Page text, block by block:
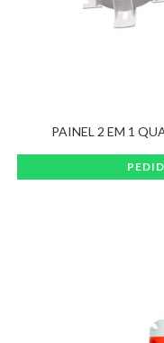
PAINEL 2 EM 1